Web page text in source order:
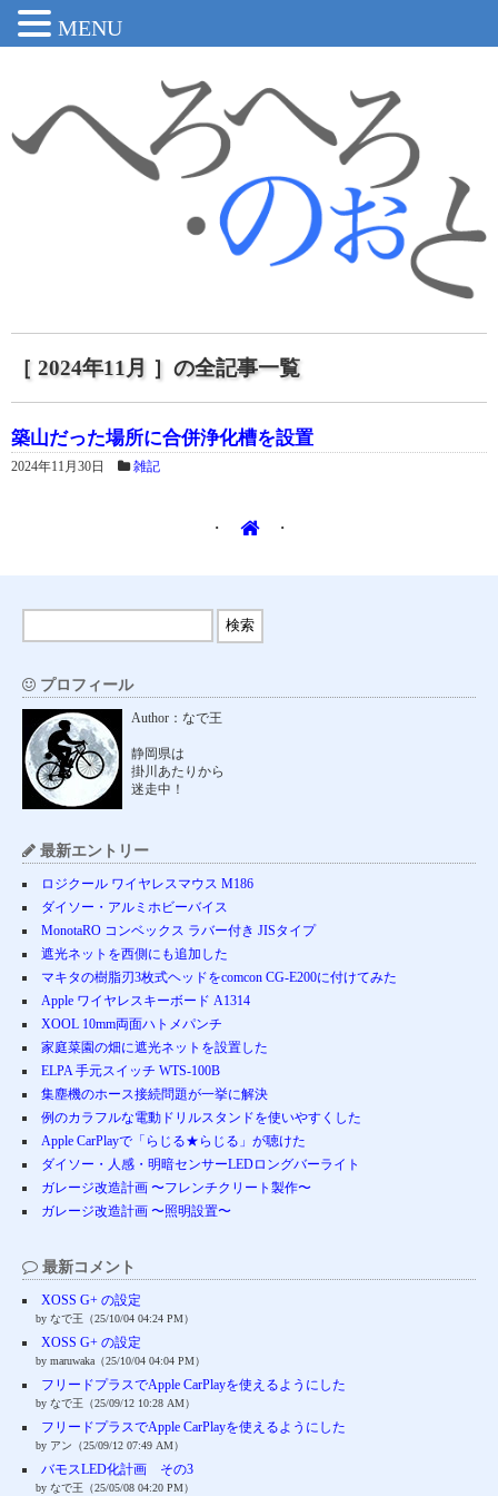
［ 2024年11月 ］の全記事一覧
築山だった場所に合併浄化槽を設置
2024年11月30日 雑記
・ ・
プロフィール
Author：なで王
静岡県は
掛川あたりから
迷走中！
最新エントリー
ロジクール ワイヤレスマウス M186
ダイソー・アルミホビーバイス
MonotaRO コンベックス ラバー付き JISタイプ
遮光ネットを西側にも追加した
マキタの樹脂刃3枚式ヘッドをcomcon CG-E200に付けてみた
Apple ワイヤレスキーボード A1314
XOOL 10mm両面ハトメパンチ
家庭菜園の畑に遮光ネットを設置した
ELPA 手元スイッチ WTS-100B
集塵機のホース接続問題が一挙に解決
例のカラフルな電動ドリルスタンドを使いやすくした
Apple CarPlayで「らじる★らじる」が聴けた
ダイソー・人感・明暗センサーLEDロングバーライト
ガレージ改造計画 〜フレンチクリート製作〜
ガレージ改造計画 〜照明設置〜
最新コメント
XOSS G+ の設定
by なで王（25/10/04 04:24 PM）
XOSS G+ の設定
by maruwaka（25/10/04 04:04 PM）
フリードプラスでApple CarPlayを使えるようにした
by なで王（25/09/12 10:28 AM）
フリードプラスでApple CarPlayを使えるようにした
by アン（25/09/12 07:49 AM）
バモスLED化計画 その3
by なで王（25/05/08 04:20 PM）
MENU